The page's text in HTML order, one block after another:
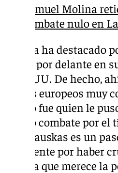
Samuel Molina
combate nulo en
Molina ha destacado
ponga por delante en
en EEUU. De hecho,
rivales europeos muy
último fue quien le
último combate por el
Kavaliauskas es un
solamente por haber
carrera que merece la